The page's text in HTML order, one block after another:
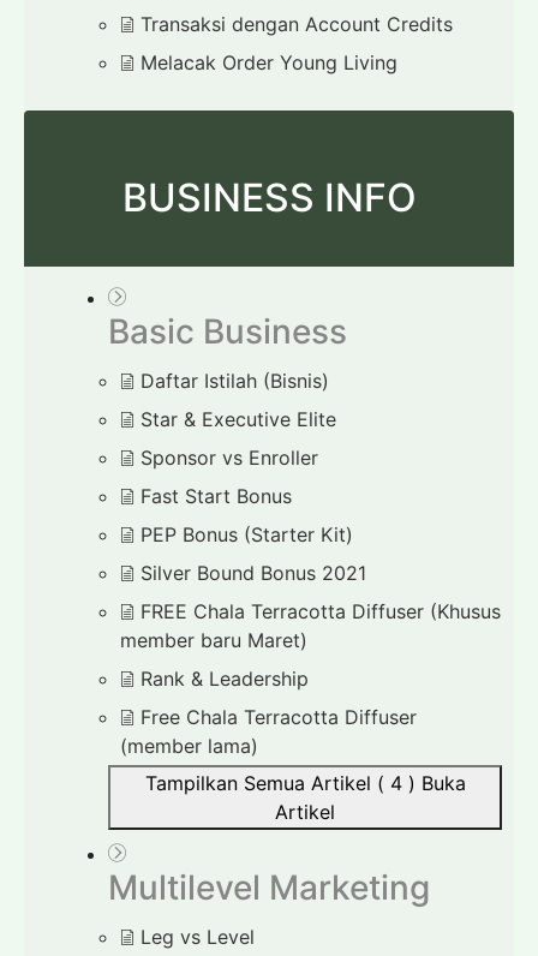
Transaksi dengan Account Credits
Melacak Order Young Living
BUSINESS INFO
Basic Business
Daftar Istilah (Bisnis)
Star & Executive Elite
Sponsor vs Enroller
Fast Start Bonus
PEP Bonus (Starter Kit)
Silver Bound Bonus 2021
FREE Chala Terracotta Diffuser (Khusus
member baru Maret)
Rank & Leadership
Free Chala Terracotta Diffuser
(member lama)
Tampilkan Semua Artikel ( 4 ) Buka
Artikel
Multilevel Marketing
Leg vs Level